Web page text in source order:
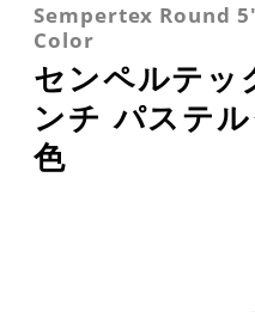
Sempertex Round
Color
センペルテッ
ンチ パステ
色